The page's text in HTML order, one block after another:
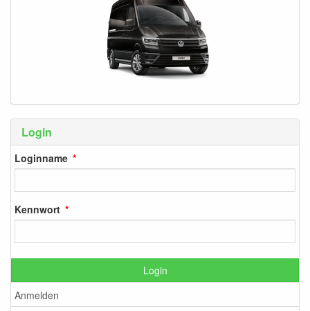
Login
Loginname
Kennwort
Login
Anmelden